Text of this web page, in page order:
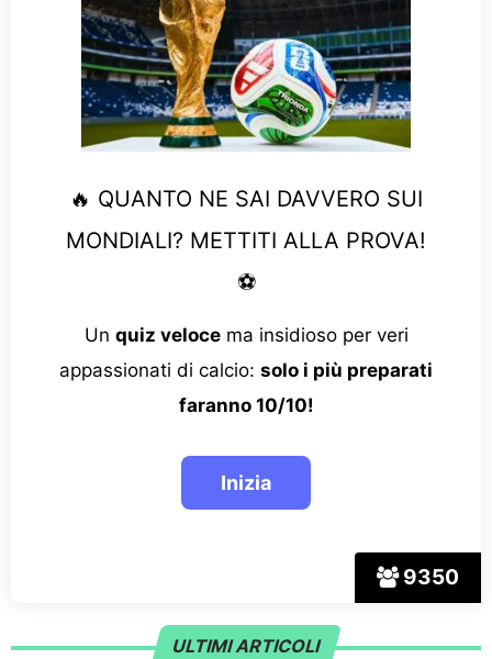
9350
🔥 QUANTO NE SAI DAVVERO SUI
MONDIALI? METTITI ALLA PROVA!
⚽
Un quiz velocema insidioso per veri
appassionati di calcio: solo i più preparati
faranno 10/10!
ULTIMI ARTICOLI